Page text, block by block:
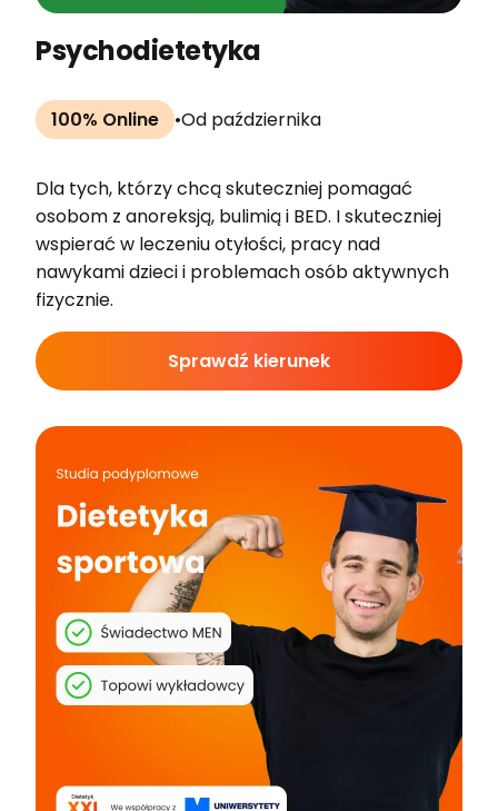
Psychodietetyka
100% Online •Od października
Dla tych, którzy chcą skuteczniej pomagać
osobom z anoreksją, bulimią i BED. I skuteczniej
wspierać w leczeniu otyłości, pracy nad
nawykami dzieci i problemach osób aktywnych
fizycznie.
Sprawdź kierunek